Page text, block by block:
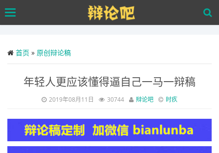
to
main
Toggle
首页 » 原创辩论稿
年轻人更应该懂得逼自己一马一辩稿
2019年08月11日 30744 辩论吧 时疚